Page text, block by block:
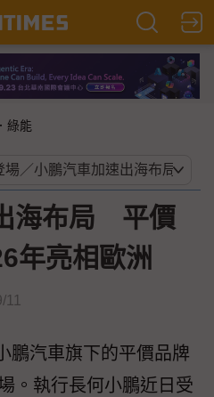
綠能
海布局 平價
年亮相歐洲
11
鵬汽車旗下的平價品牌
。執行長何小鵬近日受